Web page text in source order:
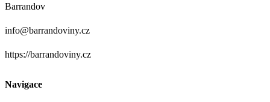
Barrandov
info@barrandoviny.cz
https://barrandoviny.cz
Navigace